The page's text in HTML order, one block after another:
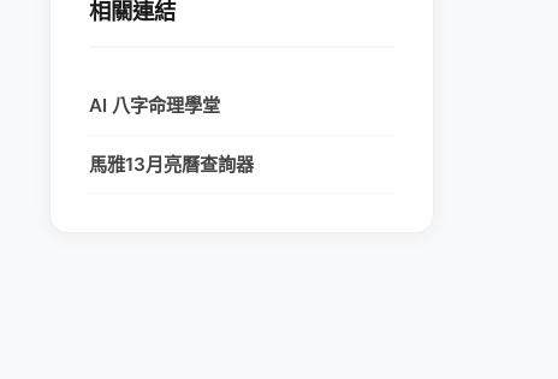
相關連結
AI 八字命理學堂
馬雅13月亮曆查詢器